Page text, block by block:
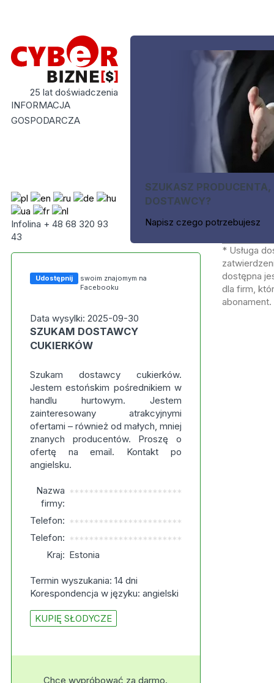
25 lat doświadczenia
INFORMACJA
GOSPODARCZA
Infolina + 48 68 320 93
43
SZUKASZ PRODUCENTA,
DOSTAWCY?
Napisz czego potrzebujesz
Udostępnij
swoim znajomym na
Facebooku
Data wysylki: 2025-09-30
SZUKAM DOSTAWCY
CUKIERKÓW
Szukam dostawcy cukierków.
Jestem estońskim pośrednikiem w
handlu hurtowym. Jestem
zainteresowany atrakcyjnymi
ofertami – również od małych, mniej
znanych producentów. Proszę o
ofertę na email. Kontakt po
angielsku.
Nazwa
firmy:
***********************
Telefon: ***********************
Telefon: ***********************
Kraj: Estonia
Termin wyszukania: 14 dni
Korespondencja w języku: angielski
KUPIĘ SŁODYCZE
Chcę wypróbować za darmo.
* Usługa
dostępna
dla firm,
abonament.